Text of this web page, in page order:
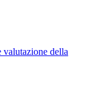
valutazione della